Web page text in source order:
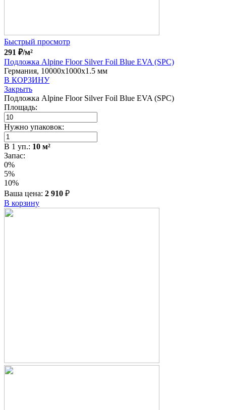
Быстрый просмотр
291 ₽/м²
Подложка Alpine Floor Silver Foil Blue EVA (SPC)
Германия, 10000x1000x1.5 мм
В КОРЗИНУ
Закрыть
Подложка Alpine Floor Silver Foil Blue EVA (SPC)
Площадь:
Нужно упаковок:
В 1 уп.: 10 м²
Запас:
0%
5%
10%
Ваша цена: 2 910 ₽
В корзину